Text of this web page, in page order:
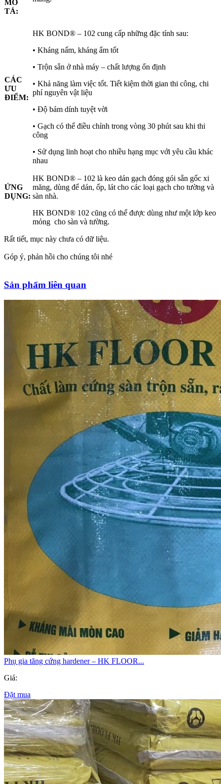
MÔ
TẢ:
CÁC
ƯU
ĐIỂM:
HK BOND® – 102 cung cấp những đặc tính sau:
• Kháng nấm, kháng ẩm tốt
• Trộn sẵn ở nhà máy – chất lượng ổn định
• Khả năng làm việc tốt. Tiết kiệm thời gian thi công, chi
phí nguyên vật liệu
• Độ bám dính tuyệt vời
• Gạch có thể điều chỉnh trong vòng 30 phút sau khi thi
công
• Sử dụng linh hoạt cho nhiều hạng mục với yêu cầu khác
nhau
ỨNG
DỤNG:
HK BOND® – 102 là keo dán gạch đóng gói sẵn gốc xi
măng, dùng để dán, ốp, lát cho các loại gạch cho tường và
sàn nhà.
HK BOND® 102 cũng có thể được dùng như một lớp keo
mỏng cho sàn và tường.
Rất tiết, mục này chưa có dữ liệu.
Góp ý, phản hồi cho chúng tôi nhé
Sản phẩm liên quan
Phụ gia tăng cứng hardener – HK FLOOR...
Giá:
Đặt mua